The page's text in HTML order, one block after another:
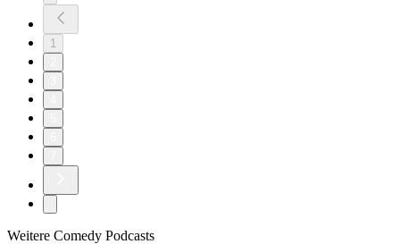
1
Weitere Comedy Podcasts